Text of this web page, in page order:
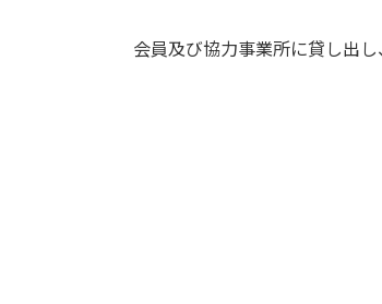
会員及び協力事業所に貸し出